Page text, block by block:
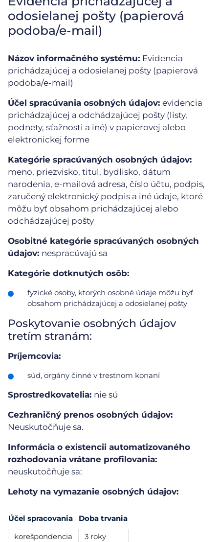
odosielanej pošty (papierová
podoba/e-mail)
Názov informačného systému: Evidencia
prichádzajúcej a odosielanej pošty (papierová
podoba/e-mail)
Účel spracúvania osobných údajov: evidencia
prichádzajúcej a odchádzajúcej pošty (listy,
podnety, sťažnosti a iné) v papierovej alebo
elektronickej forme
Kategórie spracúvaných osobných údajov:
meno, priezvisko, titul, bydlisko, dátum
narodenia, e-mailová adresa, číslo účtu, podpis,
zaručený elektronický podpis a iné údaje, ktoré
môžu byť obsahom prichádzajúcej alebo
odchádzajúcej pošty
Osobitné kategórie spracúvaných osobných
údajov: nespracúvajú sa
Kategórie dotknutých osôb:
fyzické osoby, ktorých osobné údaje môžu byť
obsahom prichádzajúcej a odosielanej pošty
Poskytovanie osobných údajov
tretím stranám:
Príjemcovia:
súd, orgány činné v trestnom konaní
Sprostredkovatelia: nie sú
Cezhraničný prenos osobných údajov:
Neuskutočňuje sa.
Informácia o existencii automatizovaného
rozhodovania vrátane profilovania:
neuskutočňuje sa:
Lehoty na vymazanie osobných údajov:
Účel spracovania
Doba trvania
korešpondencia
3 roky